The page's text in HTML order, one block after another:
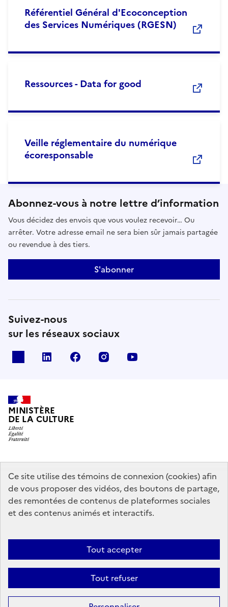
Ce site utilise des témoins de connexion (cookies) afin
de vous proposer des vidéos, des boutons de partage,
des remontées de contenus de plateformes sociales
et des contenus animés et interactifs.
Tout accepter
Tout refuser
Référentiel Général d'Ecoconception
des Services Numériques (RGESN)
Ressources - Data for good
Veille réglementaire du numérique
écoresponsable
Abonnez-vous à notre lettre d’information
Vous décidez des envois que vous voulez recevoir… Ou
arrêter. Votre adresse email ne sera bien sûr jamais partagée
ou revendue à des tiers.
S'abonner
Suivez-nous
sur les réseaux sociaux
linkedin facebook instagram
MINISTÈRE
DE LA CULTURE
data.gouv.fr legifrance.gouv.fr
info.gouv.fr
service-public.gouv.fr
Contact Mentions légales
Accessibilité : partiellement conforme
Politique générale de protection des données
des témoins de connexion (cookies)
Plan du site
Sauf mention contraire, tous les contenus de ce site sont sous